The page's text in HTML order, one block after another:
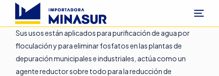
Sus usos están aplicados para purificación de agua por
floculación y para eliminar fosfatos en las plantas de
depuración municipales e industriales, actúa como un
agente reductor sobre todo para la reducción de